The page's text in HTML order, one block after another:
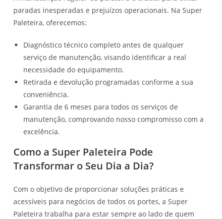
paradas inesperadas e prejuízos operacionais. Na Super
Paleteira, oferecemos:
Diagnóstico técnico completo antes de qualquer
serviço de manutenção, visando identificar a real
necessidade do equipamento.
Retirada e devolução programadas conforme a sua
conveniência.
Garantia de 6 meses para todos os serviços de
manutenção, comprovando nosso compromisso com a
excelência.
Como a Super Paleteira Pode
Transformar o Seu Dia a Dia?
Com o objetivo de proporcionar soluções práticas e
acessíveis para negócios de todos os portes, a Super
Paleteira trabalha para estar sempre ao lado de quem